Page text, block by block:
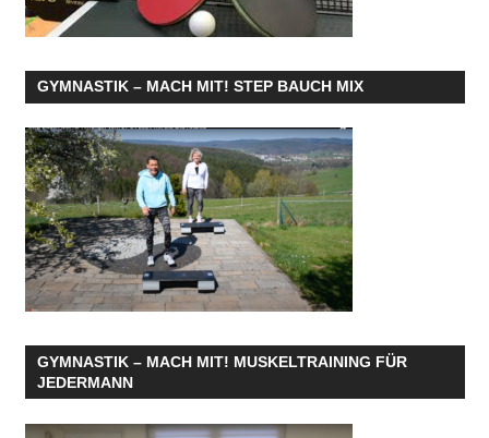
GYMNASTIK – MACH MIT! STEP BAUCH MIX
GYMNASTIK – MACH MIT! MUSKELTRAINING FÜR
JEDERMANN